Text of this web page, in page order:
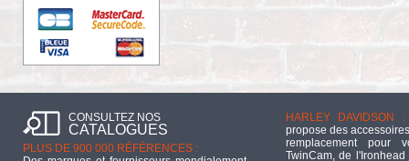
CONSULTEZ NOS
CATALOGUES
PLUS DE 900 000 RÉFÉRENCES :
HARLEY DAVIDSON :
propose des
remplacement pour
TwinCam, de